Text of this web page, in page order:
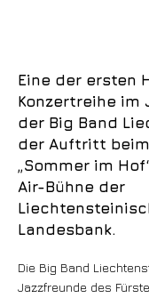
Eine der ersten
Konzertreihe im
der Big Band
der Auftritt
„Sommer im
Air-Bühne der
Landesbank.
Die Big Band
Jazzfreunde des